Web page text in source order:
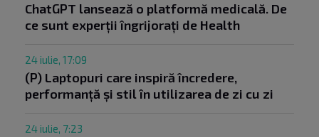
ChatGPT lansează o platformă medicală. De
ce sunt experții îngrijorați de Health
24 iulie, 17:09
(P) Laptopuri care inspiră încredere,
performanță și stil în utilizarea de zi cu zi
24 iulie, 7:23